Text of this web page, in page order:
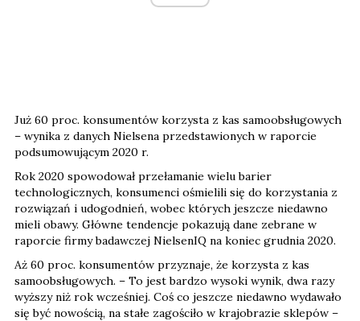
Już 60 proc. konsumentów korzysta z kas samoobsługowych
– wynika z danych Nielsena przedstawionych w raporcie
podsumowującym 2020 r.
Rok 2020 spowodował przełamanie wielu barier
technologicznych, konsumenci ośmielili się do korzystania z
rozwiązań i udogodnień, wobec których jeszcze niedawno
mieli obawy. Główne tendencje pokazują dane zebrane w
raporcie firmy badawczej NielsenIQ na koniec grudnia 2020.
Aż 60 proc. konsumentów przyznaje, że korzysta z kas
samoobsługowych. – To jest bardzo wysoki wynik, dwa razy
wyższy niż rok wcześniej. Coś co jeszcze niedawno wydawało
się być nowością, na stałe zagościło w krajobrazie sklepów –